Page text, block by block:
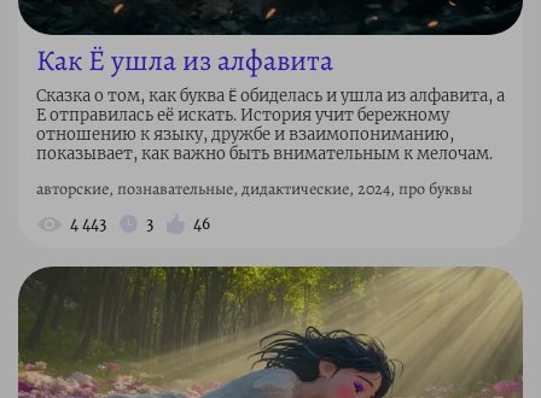
Как Ё ушла из алфавита
Сказка о том, как буква Ë обиделась и ушла из алфавита, а
Е отправилась её искать. История учит бережному
отношению к языку, дружбе и взаимопониманию,
показывает, как важно быть внимательным к мелочам.
авторские, познавательные, дидактические, 2024, про буквы
4 443 3 46